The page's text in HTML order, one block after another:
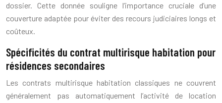
dossier. Cette donnée souligne l’importance cruciale d’une
couverture adaptée pour éviter des recours judiciaires longs et
coûteux.
Spécificités du contrat multirisque habitation pour
résidences secondaires
Les contrats multirisque habitation classiques ne couvrent
généralement pas automatiquement l’activité de location